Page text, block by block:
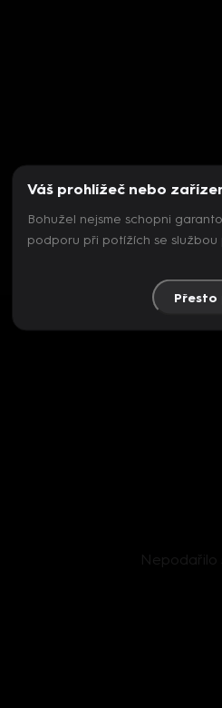
Nepodařilo
Váš prohlížeč nebo
Bohužel nejsme schopni
podporu při potížích se službou